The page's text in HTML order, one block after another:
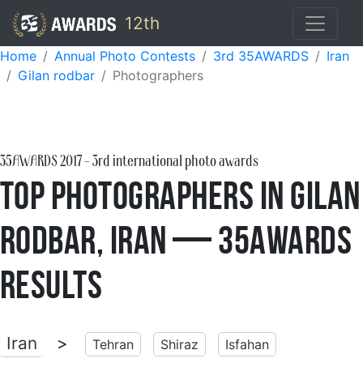
12th
Home Annual Photo Contests 3rd 35AWARDS
Iran
Gilan rodbar
Photographers
35AWARDS2017- 3rd international photo awards
Top Photographers in Gilan
Rodbar, Iran — 35AWARDS
Results
Iran > Tehran Shiraz Isfahan